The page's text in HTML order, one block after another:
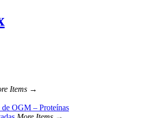
Items →
de OGM – Proteínas